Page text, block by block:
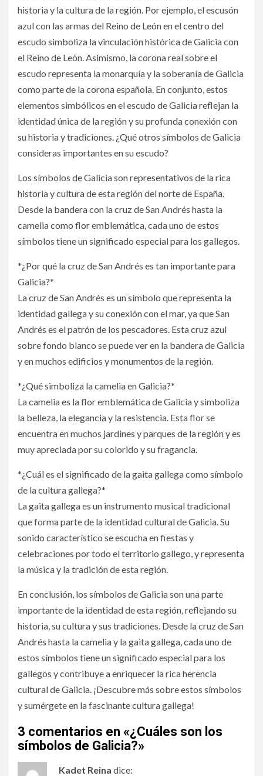
historia y la cultura de la región. Por ejemplo, el escusón
azul con las armas del Reino de León en el centro del
escudo simboliza la vinculación histórica de Galicia con
el Reino de León. Asimismo, la corona real sobre el
escudo representa la monarquía y la soberanía de Galicia
como parte de la corona española. En conjunto, estos
elementos simbólicos en el escudo de Galicia reflejan la
identidad única de la región y su profunda conexión con
su historia y tradiciones. ¿Qué otros símbolos de Galicia
consideras importantes en su escudo?
Los símbolos de Galicia son representativos de la rica
historia y cultura de esta región del norte de España.
Desde la bandera con la cruz de San Andrés hasta la
camelia como flor emblemática, cada uno de estos
símbolos tiene un significado especial para los gallegos.
*¿Por qué la cruz de San Andrés es tan importante para
Galicia?*
La cruz de San Andrés es un símbolo que representa la
identidad gallega y su conexión con el mar, ya que San
Andrés es el patrón de los pescadores. Esta cruz azul
sobre fondo blanco se puede ver en la bandera de Galicia
y en muchos edificios y monumentos de la región.
*¿Qué simboliza la camelia en Galicia?*
La camelia es la flor emblemática de Galicia y simboliza
la belleza, la elegancia y la resistencia. Esta flor se
encuentra en muchos jardines y parques de la región y es
muy apreciada por su colorido y su fragancia.
*¿Cuál es el significado de la gaita gallega como símbolo
de la cultura gallega?*
La gaita gallega es un instrumento musical tradicional
que forma parte de la identidad cultural de Galicia. Su
sonido característico se escucha en fiestas y
celebraciones por todo el territorio gallego, y representa
la música y la tradición de esta región.
En conclusión, los símbolos de Galicia son una parte
importante de la identidad de esta región, reflejando su
historia, su cultura y sus tradiciones. Desde la cruz de San
Andrés hasta la camelia y la gaita gallega, cada uno de
estos símbolos tiene un significado especial para los
gallegos y contribuye a enriquecer la rica herencia
cultural de Galicia. ¡Descubre más sobre estos símbolos
y sumérgete en la fascinante cultura gallega!
3 comentarios en «¿Cuáles son los
símbolos de Galicia?»
Kadet Reina dice: